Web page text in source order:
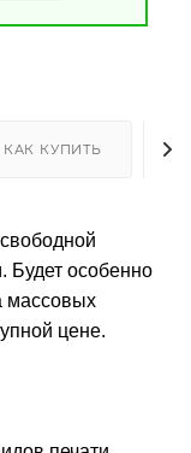
КАК КУПИТЬ
Будет особенно
массовых
цене.